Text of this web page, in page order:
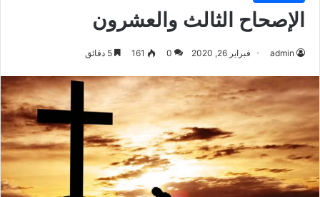
الإصحاح الثالث والعشرون
admin فبراير 26, 2020 0
161